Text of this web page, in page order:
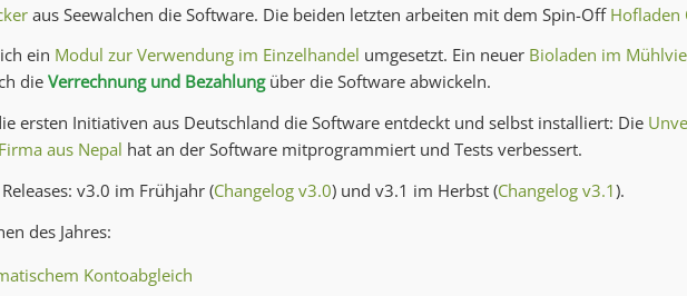
aus Seewalchen die Software. Die beiden letzten arbeiten mit dem Spin-Off Hofladen
ein Modul zur Verwendung im Einzelhandel umgesetzt. Ein neuer Bioladen im
die Verrechnung und Bezahlungüber die Software abwickeln.
ersten Initiativen aus Deutschland die Software entdeckt und selbst installiert: Die
aus Nepal hat an der Software mitprogrammiert und Tests verbessert.
v3.0 im Frühjahr (Changelog v3.0) und v3.1 im Herbst (Changelog v3.1).
des Jahres:
Kontoabgleich